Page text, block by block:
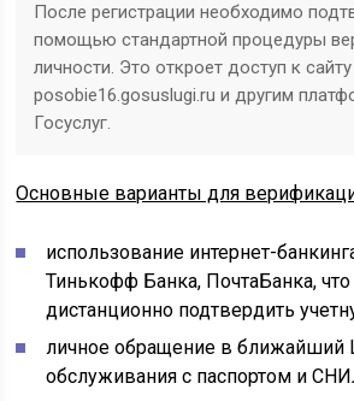
После регистрации необходимо
помощью стандартной процедуры
личности. Это откроет доступ к сайту
posobie16.gosuslugi.ru и другим
Госуслуг.
Основные варианты для
использование интернет-
Тинькофф Банка, ПочтаБанка,
дистанционно подтвердить
личное обращение в ближайший
обслуживания с паспортом и